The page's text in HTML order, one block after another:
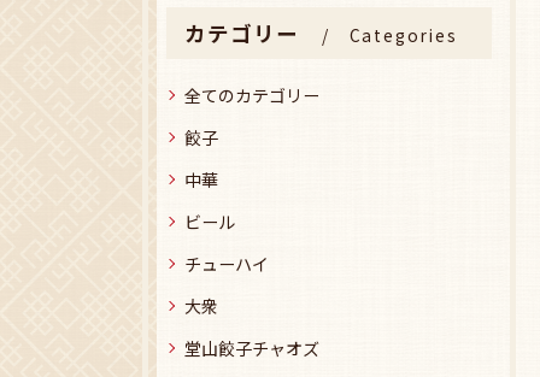
カテゴリー Categories
全てのカテゴリー
餃子
中華
ビール
チューハイ
大衆
堂山餃子チャオズ